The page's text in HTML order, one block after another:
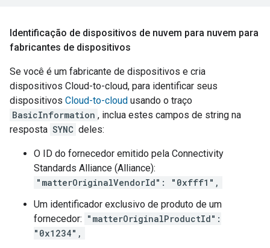
Identificação de dispositivos de nuvem para nuvem para
fabricantes de dispositivos
Se você é um fabricante de dispositivos e cria
dispositivos Cloud-to-cloud, para identificar seus
dispositivos Cloud-to-cloud usando o traço
BasicInformation , inclua estes campos de string na
resposta SYNC deles:
O ID do fornecedor emitido pela Connectivity
Standards Alliance (Alliance):
"matterOriginalVendorId": "0xfff1",
Um identificador exclusivo de produto de um
fornecedor: "matterOriginalProductId":
"0x1234",